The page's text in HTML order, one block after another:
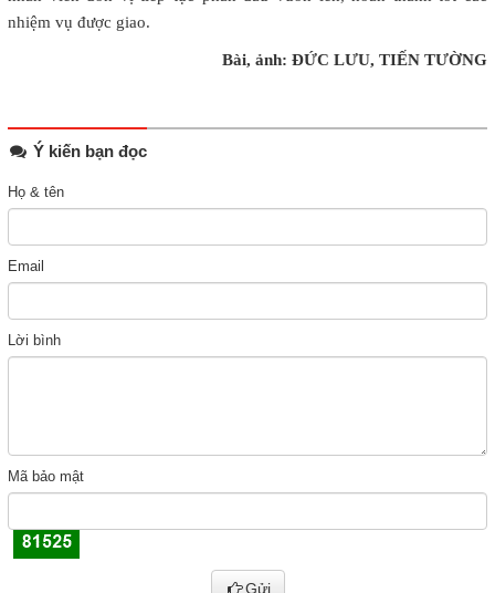
nhiệm vụ được giao.
Bài, ảnh: ĐỨC LƯU, TIẾN TƯỜNG
Ý kiến bạn đọc
Họ & tên
Email
Lời bình
Mã bảo mật
Gửi